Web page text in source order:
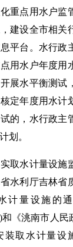
点用水户监
建设全市相关
平台。水行政
用水户年度用
展水平衡测试
定年度用水计
的，水行政主
划。
水计量设施
水利厅吉林省
计量设施的
)和《洮南市人
装取水计量设